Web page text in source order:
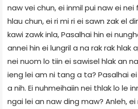
naw vei chun, ei inmil pui naw ei
hlau chun, ei ri mi ri ei sawn zak el
kawi zawk inla, Pasalhai hin ei
annei hin ei lungril a na rak rak hlak
nei nuom lo tiin ei sawisel hlak an
ieng lei am ni tang a ta? Pasalhai
a nih. Ei nuhmeihaiin nei thlak lo le
ngai lei an naw ding maw? Anleh, ei